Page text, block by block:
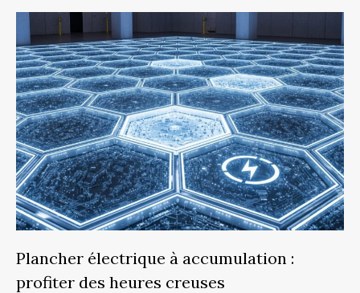
Plancher électrique à accumulation :
profiter des heures creuses